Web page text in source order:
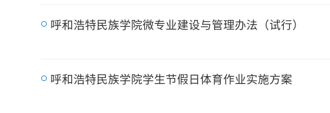
呼和浩特民族学院微专业建设与管理办法（试行）
呼和浩特民族学院学生节假日体育作业实施方案